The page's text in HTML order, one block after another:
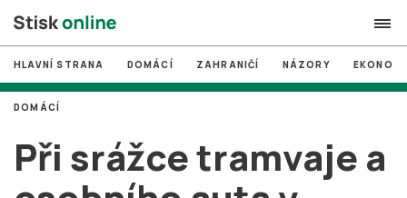
search
# MUNI
# Brno
HLAVNÍ STRANA DOMÁCÍ ZAHRANIČÍ NÁZORY
Při srážce tramvaje a
DOMÁCÍ